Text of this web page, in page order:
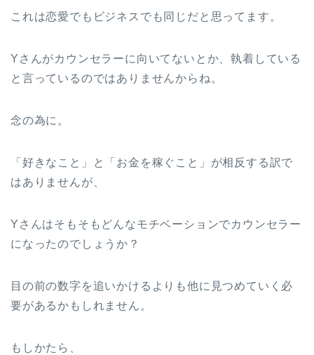
これは恋愛でもビジネスでも同じだと思ってます。
Yさんがカウンセラーに向いてないとか、執着している
と言っているのではありませんからね。
念の為に。
「好きなこと」と「お金を稼ぐこと」が相反する訳で
はありませんが、
Yさんはそもそもどんなモチベーションでカウンセラー
になったのでしょうか？
目の前の数字を追いかけるよりも他に見つめていく必
要があるかもしれません。
もしかたら、